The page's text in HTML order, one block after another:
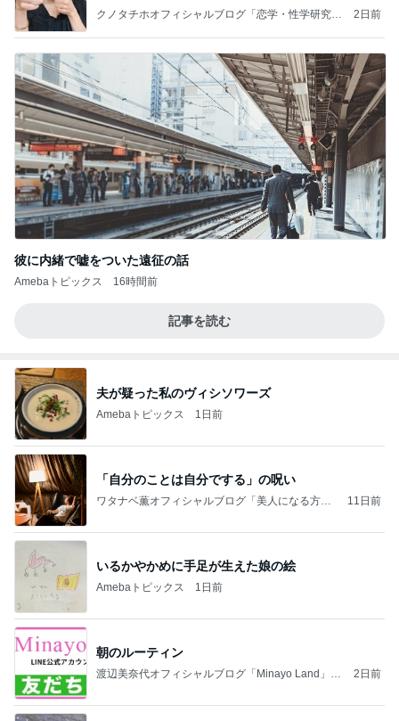
クノタチホオフィシャルブログ「恋学・性学研究
2日前
彼に内緒で嘘をついた遠征の話
Amebaトピックス 16時間前
記事を読む
夫が疑った私のヴィシソワーズ
Amebaトピックス 1日前
「自分のことは自分でする」の呪い
ワタナベ薫オフィシャルブログ「美人になる方
11日前
いるかやかめに手足が生えた娘の絵
Amebaトピックス 1日前
朝のルーティン
渡辺美奈代オフィシャルブログ「Minayo Land」P
2日前